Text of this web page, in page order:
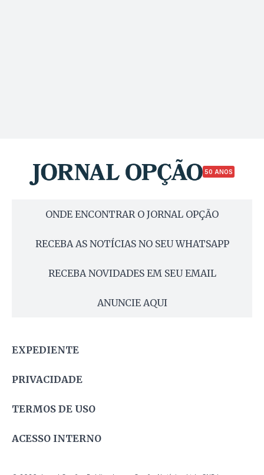
50 ANOS
ONDE ENCONTRAR O JORNAL OPÇÃO
RECEBA AS NOTÍCIAS NO SEU WHATSAPP
RECEBA NOVIDADES EM SEU EMAIL
ANUNCIE AQUI
EXPEDIENTE
PRIVACIDADE
TERMOS DE USO
ACESSO INTERNO